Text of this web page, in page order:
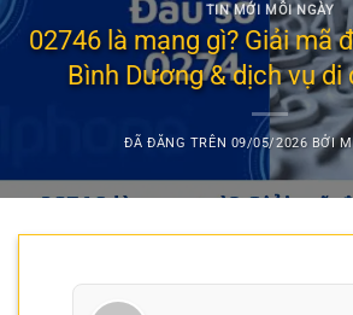
TIN MỚI MỖI NGÀY
02746 là mạng gì? Giải mã
Bình Dương & dịch vụ di
ĐÃ ĐĂNG TRÊN 09/05/2026 BỞI